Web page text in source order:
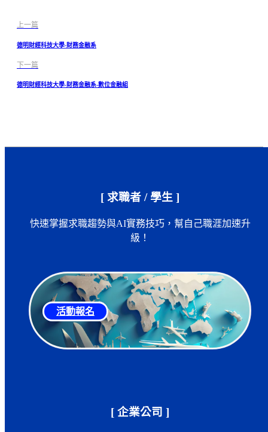
上一篇
德明財經科技大學-財務金融系
下一篇
德明財經科技大學-財務金融系-數位金融組
[ 求職者 / 學生 ]
快速掌握求職趨勢與AI實務技巧，幫自己職涯加速升
級！
活動報名
[ 企業公司 ]